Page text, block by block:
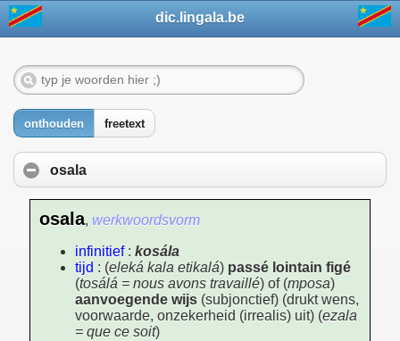
dic.lingala.be
onthouden freetext
osala
osala, werkwoordsvorm
infinitief: kosála
tijd : (eleká kala etikalá) passé lointain figé
(tosálá = nous avons travaillé) of (mposa)
aanvoegende wijs (subjonctief) (drukt wens,
voorwaarde, onzekerheid (irrealis) uit) (ezala
= que ce soit)